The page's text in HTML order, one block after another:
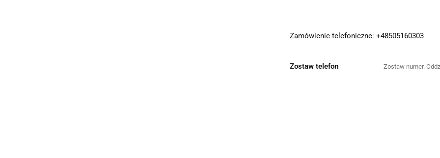
Zamówienie telefoniczne: +48505160303
Zostaw telefon